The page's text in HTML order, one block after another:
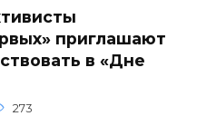
приглашают
в «Дне
273